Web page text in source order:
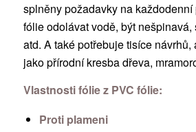
splněny požadavky na
fólie odolávat vodě, být
atd. A také potřebuje tisíce návrhů,
jako přírodní kresba dřeva,
Vlastnosti fólie z PVC fólie:
Proti plameni